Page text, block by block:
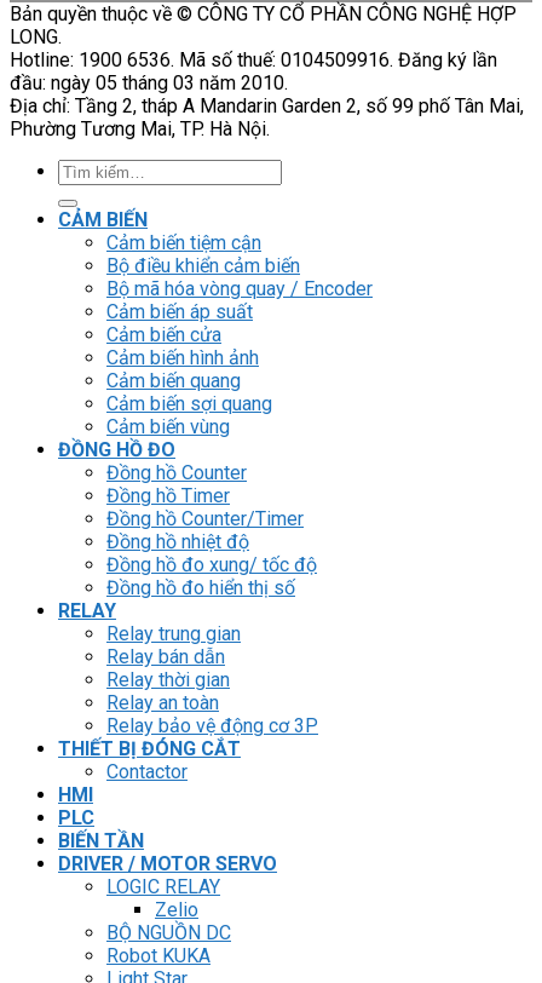
Bản quyền thuộc về © CÔNG TY CỔ PHẦN CÔNG NGHỆ HỢP
LONG.
Hotline: 1900 6536. Mã số thuế: 0104509916. Đăng ký lần
đầu: ngày 05 tháng 03 năm 2010.
Địa chỉ: Tầng 2, tháp A Mandarin Garden 2, số 99 phố Tân Mai,
Phường Tương Mai, TP. Hà Nội.
Tìm
kiếm:
CẢM BIẾN
Cảm biến tiệm cận
Bộ điều khiển cảm biến
Bộ mã hóa vòng quay / Encoder
Cảm biến áp suất
Cảm biến cửa
Cảm biến hình ảnh
Cảm biến quang
Cảm biến sợi quang
Cảm biến vùng
ĐỒNG HỒ ĐO
Đồng hồ Counter
Đồng hồ Timer
Đồng hồ Counter/Timer
Đồng hồ nhiệt độ
Đồng hồ đo xung/ tốc độ
Đồng hồ đo hiển thị số
RELAY
Relay trung gian
Relay bán dẫn
Relay thời gian
Relay an toàn
Relay bảo vệ động cơ 3P
THIẾT BỊ ĐÓNG CẮT
Contactor
HMI
PLC
BIẾN TẦN
DRIVER / MOTOR SERVO
LOGIC RELAY
Zelio
BỘ NGUỒN DC
Robot KUKA